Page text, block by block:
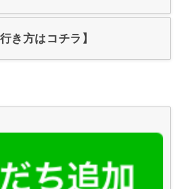
き方はコチラ】